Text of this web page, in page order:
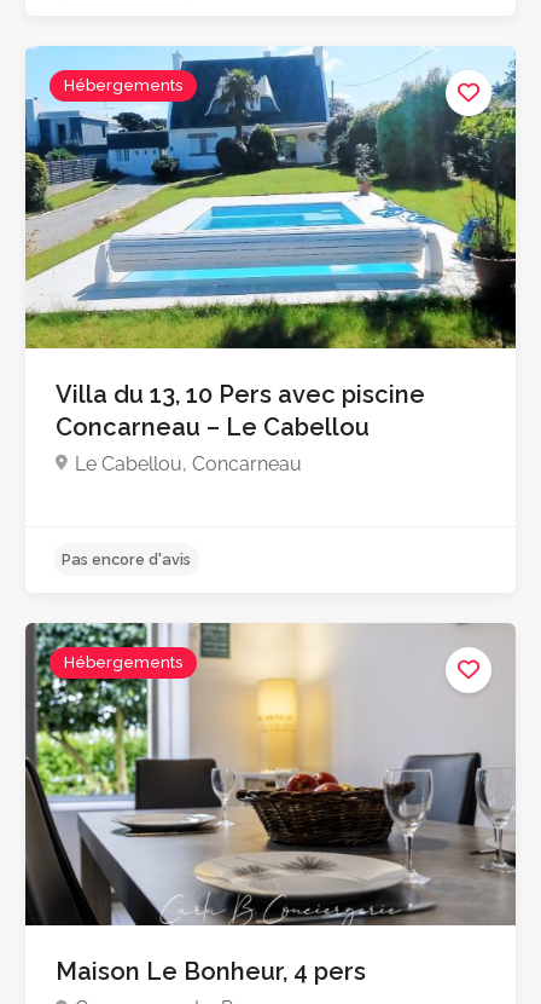
Pas encore d'avis
Hébergements
Villa du 13, 10 Pers avec piscine
Concarneau – Le Cabellou
Le Cabellou, Concarneau
Pas encore d'avis
Hébergements
Maison Le Bonheur, 4 pers